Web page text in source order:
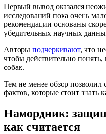
Первый вывод оказался
исследований пока очень
рекомендации основаны
убедительных научных
Авторы подчеркивают, что
чтобы действительно понять,
собак.
Тем не менее обзор позволил
фактов, которые стоит знать
Намордник:
как считается